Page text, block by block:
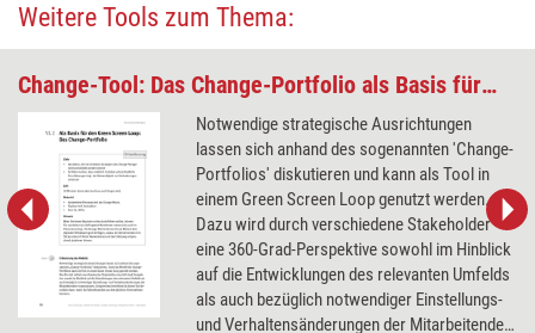
Weitere Tools zum Thema:
Change-Tool: Das Change-Portfolio als Basis für den Green Screen Loop
Notwendige strategische Ausrichtungen
lassen sich anhand des sogenannten 'Change-
Portfolios' diskutieren und kann als Tool in
einem Green Screen Loop genutzt werden.
Dazu wird durch verschiedene Stakeholder
eine 360-Grad-Perspektive sowohl im Hinblick
auf die Entwicklungen des relevanten Umfelds
als auch bezüglich notwendiger Einstellungs-
und Verhaltensänderungen der Mitarbeitenden